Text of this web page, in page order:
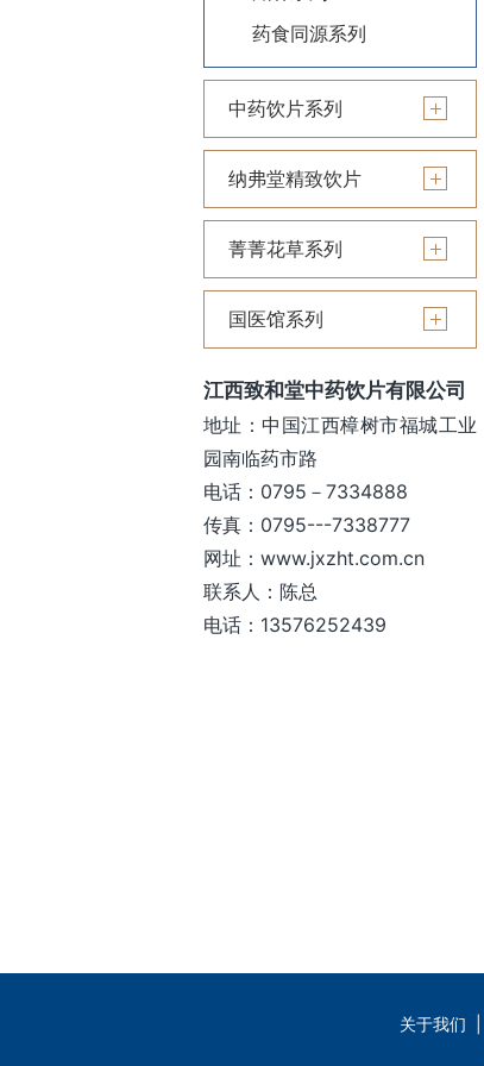
药食同源系列
中药饮片系列
纳弗堂精致饮片
菁菁花草系列
国医馆系列
江西致和堂中药饮片有限公司
地址：中国江西樟树市福城工业
园南临药市路
电话：0795－7334888
传真：0795---7338777
网址：www.jxzht.com.cn
联系人：陈总
电话：13576252439
关于我们